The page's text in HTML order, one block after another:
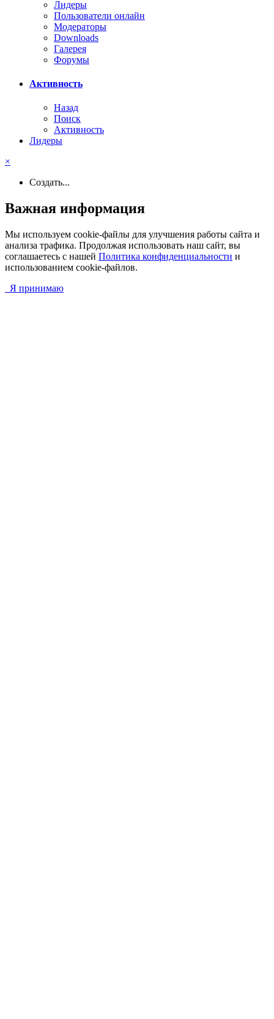
Лидеры
Пользователи онлайн
Модераторы
Downloads
Галерея
Форумы
Активность
Назад
Поиск
Активность
Лидеры
×
Создать...
Важная информация
Мы используем cookie-файлы для улучшения работы сайта и
анализа трафика. Продолжая использовать наш сайт, вы
соглашаетесь с нашей Политика конфиденциальности и
использованием cookie-файлов.
Я принимаю